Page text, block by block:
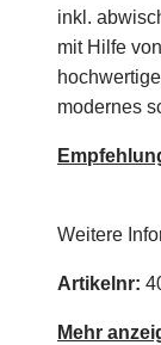
inkl.
mit Hilfe
modernes
Weitere
Artikelnr:
Mehr